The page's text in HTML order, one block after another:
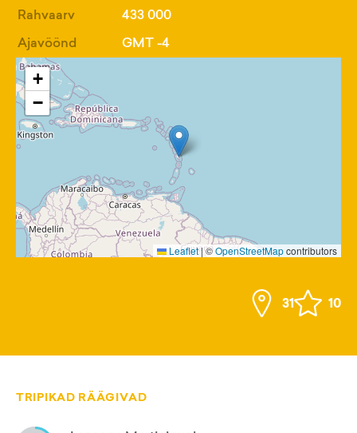
Rahvaarv
433 000
Ajavöönd
GMT -4
+
−
Leaflet|©OpenStreetMapcontributors
31 10
TRIPIKAD RÄÄGIVAD